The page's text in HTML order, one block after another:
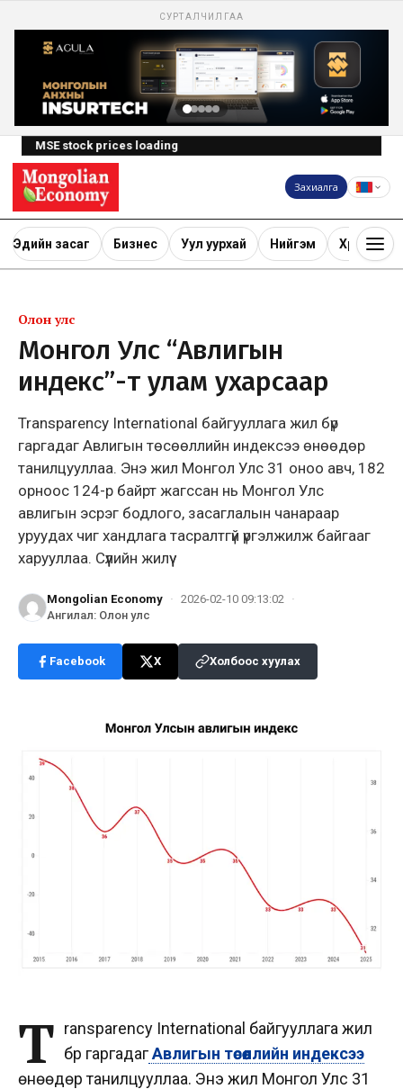
СУРТАЛЧИЛГАА
MSE stock prices loading
Захиалга
Эдийн засаг Бизнес Уул уурхай Нийгэм Хөрөнгө
Олон улс
Монгол Улс “Авлигын
индекс”-т улам ухарсаар
Transparency International байгууллага жил бүр
гаргадаг Авлигын төсөөллийн индексээ өнөөдөр
танилцууллаа. Энэ жил Монгол Улс 31 оноо авч, 182
орноос 124-р байрт жагссан нь Монгол Улс
авлигын эсрэг бодлого, засаглалын чанараар
уруудах чиг хандлага тасралтгүй үргэлжилж байгааг
харууллаа. Сүүлийн жилүү
Mongolian Economy · 2026-02-10 09:13:02
·
Ангилал: Олон улс
Facebook X Холбоос хуулах
T ransparency International байгууллага жил
бүр гаргадагАвлигын төсөөллийн индексээ
өнөөдөр танилцууллаа. Энэ жил Монгол Улс 31